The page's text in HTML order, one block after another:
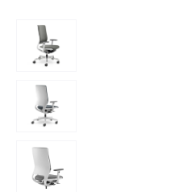
Bildergalerie überspringen